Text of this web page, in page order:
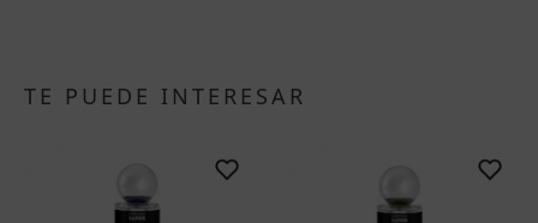
TE PUEDE INTERESAR